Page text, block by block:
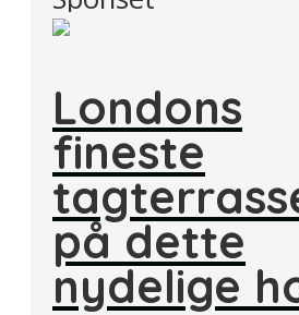
Londons
fineste
på dette
nydelige